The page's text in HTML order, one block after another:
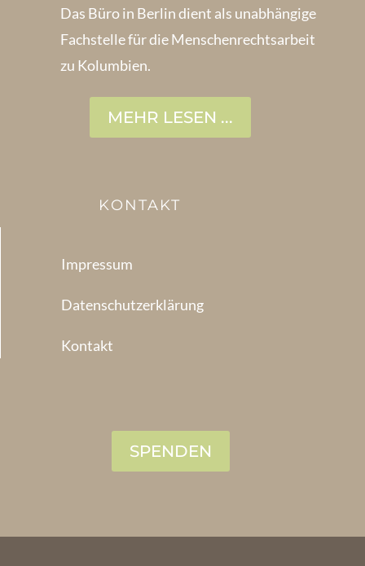
Das Büro in Berlin dient als unabhängige
Fachstelle für die Menschen­rechtsarbeit
zu Kolumbien.
MEHR LESEN ...
KONTAKT
Impressum
Datenschutzerklärung
Kontakt
SPENDEN